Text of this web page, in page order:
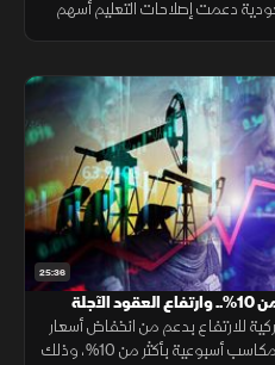
دعمت إصلاحات التعليم أسهم
25:36
النفط نحو مكاسب أسبوعية بأكثر من 10%.. وارتفاع العقود الآجلة
للارتفاع بدعم من انخفاض أسعار
النفط اليوم، رغم اتجاه الخام لتسجيل مكاسب أسبوعية بأكثر من 10%، وذلك